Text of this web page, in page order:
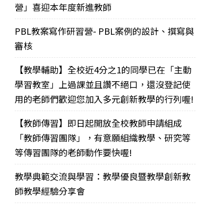
營」喜迎本年度新進教師
PBL教案寫作研習營- PBL案例的設計、撰寫與
審核
【教學輔助】全校近4分之1的同學已在「主動
學習教室」上過課並且讚不絕口，還沒登記使
用的老師們歡迎您加入多元創新教學的行列喔!
【教師傳習】即日起開放全校教師申請組成
「教師傳習團隊」，有意願組織教學、研究等
等傳習團隊的老師動作要快喔!
教學典範交流與學習：教學優良暨教學創新教
師教學經驗分享會